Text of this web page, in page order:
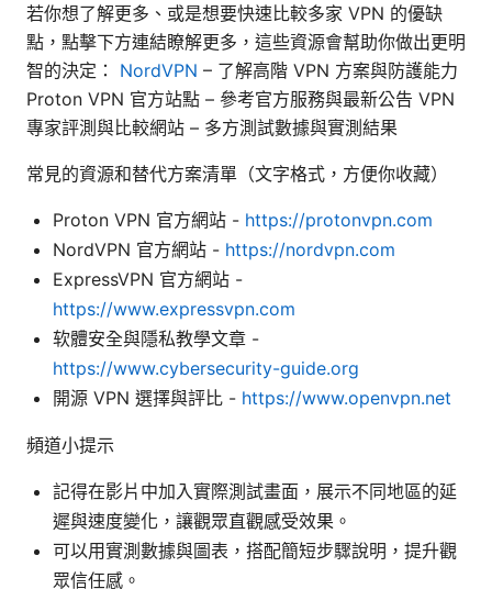
若你想了解更多、或是想要快速比較多家 VPN 的優缺
點，點擊下方連結瞭解更多，這些資源會幫助你做出更明
智的決定： NordVPN – 了解高階 VPN 方案與防護能力
Proton VPN 官方站點 – 參考官方服務與最新公告 VPN
專家評測與比較網站 – 多方測試數據與實測結果
常見的資源和替代方案清單（文字格式，方便你收藏）
Proton VPN 官方網站 - https://protonvpn.com
NordVPN 官方網站 - https://nordvpn.com
ExpressVPN 官方網站 -
https://www.expressvpn.com
软體安全與隱私教學文章 -
https://www.cybersecurity-guide.org
開源 VPN 選擇與評比 - https://www.openvpn.net
頻道小提示
記得在影片中加入實際測試畫面，展示不同地區的延
遲與速度變化，讓觀眾直觀感受效果。
可以用實測數據與圖表，搭配簡短步驟說明，提升觀
眾信任感。